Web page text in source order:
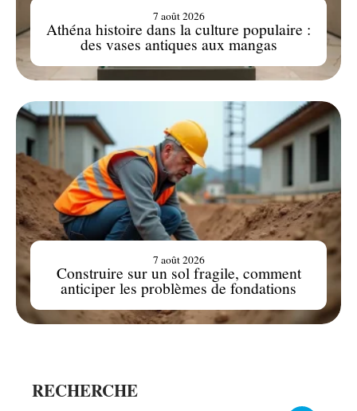
Athéna histoire dans la culture populaire :
des vases antiques aux mangas
7 août 2026
Construire sur un sol fragile, comment
anticiper les problèmes de fondations
7 août 2026
RECHERCHE